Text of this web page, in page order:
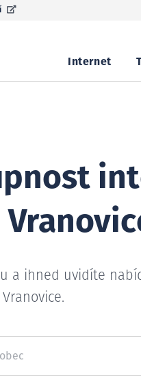
Internet
a ihned uvidíte